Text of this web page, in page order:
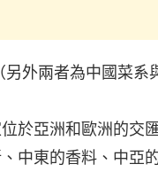
（另外兩者為中國菜系
於亞洲和歐洲的交
中東的香料、中亞